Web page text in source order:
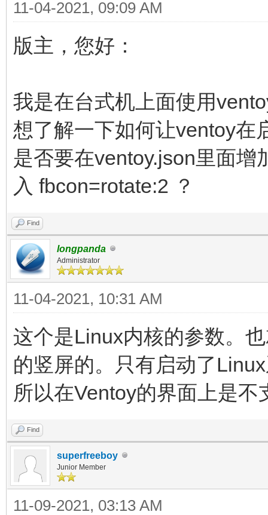
11-04-2021, 09:09 AM
版主，您好：
我是在台式机上面使用
想了解一下如何让ventoy在
是否要在ventoy.json里面增
入 fbcon=rotate:2 ？
Find
longpanda
Administrator
11-04-2021, 10:31 AM
这个是Linux内核的参数。
的竖屏的。只有启动了
所以在Ventoy的界面上是不
Find
superfreeboy
Junior Member
11-09-2021, 03:13 AM